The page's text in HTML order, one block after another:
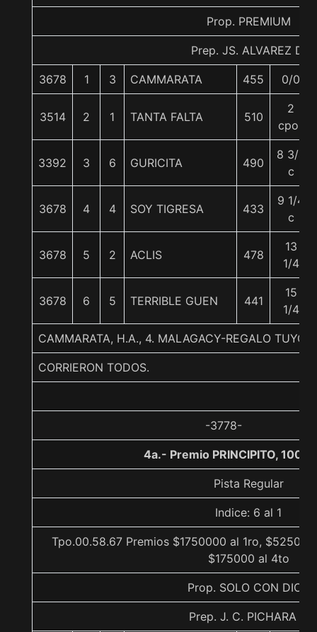
Prop. PREMIUM
Prep. JS. ALVAREZ D.
3678 1 3 CAMMARATA 455 0/0
3514 2 1 TANTA FALTA 510
2
cpos
3392 3 6 GURICITA 490
8 3/4
c
3678 4 4 SOY TIGRESA 433
9 1/4
c
3678 5 2 ACLIS 478
13
1/4
3678 6 5 TERRIBLE GUEN 441
15
1/4
CAMMARATA, H.A., 4. MALAGACY-REGALO TUYO-
CORRIERON TODOS.
-3778-
4a.- Premio PRINCIPITO, 1000
Pista Regular
Indice: 6 al 1
Tpo.00.58.67 Premios $1750000 al 1ro,
$175000 al 4to
Prop. SOLO CON DIOS
Prep. J. C. PICHARA J.